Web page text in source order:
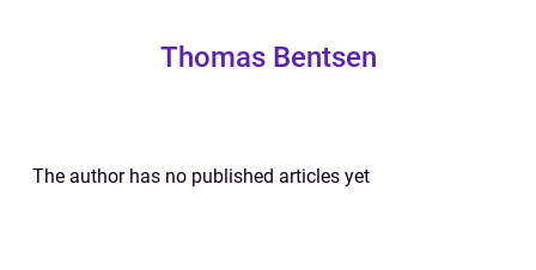
Thomas Bentsen
The author has no published articles yet